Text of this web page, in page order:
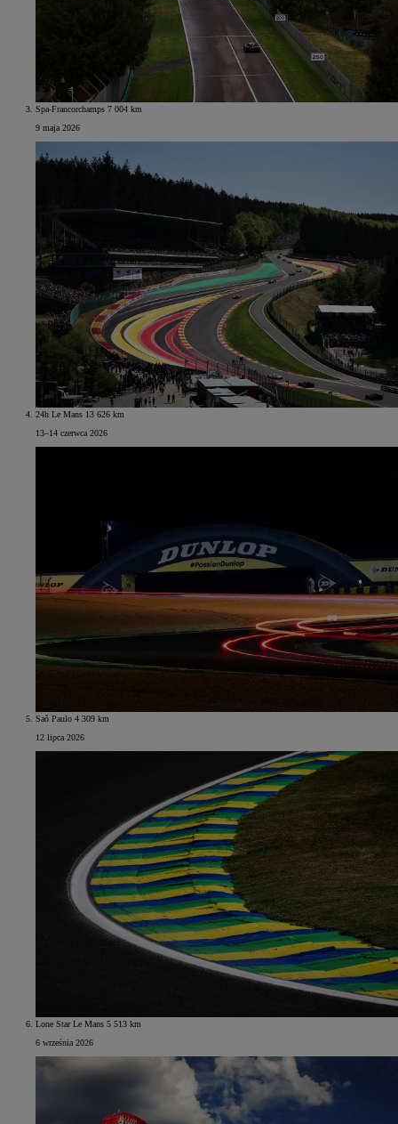
Spa-Francorchamps 7 004 km
9 maja 2026
24h Le Mans 13 626 km
13–14 czerwca 2026
Saõ Paulo 4 309 km
12 lipca 2026
Lone Star Le Mans 5 513 km
6 września 2026